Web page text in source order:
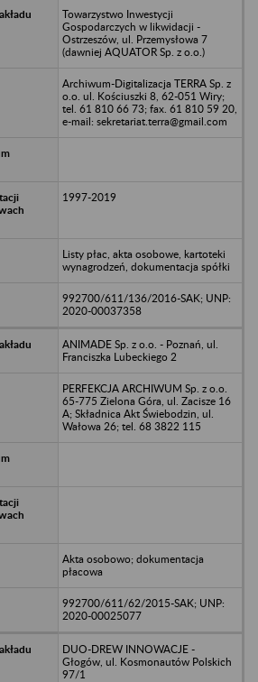
Towarzystwo Inwestycji
Gospodarczych w likwidacji -
Ostrzeszów, ul. Przemysłowa 7
(dawniej AQUATOR Sp. z o.o.)
Archiwum-Digitalizacja TERRA Sp. z
o.o. ul. Kościuszki 8, 62-051 Wiry;
tel. 61 810 66 73; fax. 61 810 59 20,
e-mail: sekretariat.terra@gmail.com
1997-2019
Listy płac, akta osobowe, kartoteki
wynagrodzeń, dokumentacja spółki
992700/611/136/2016-SAK; UNP:
2020-00037358
ANIMADE Sp. z o.o. - Poznań, ul.
Franciszka Lubeckiego 2
PERFEKCJA ARCHIWUM Sp. z o.o.
65-775 Zielona Góra, ul. Zacisze 16
A; Składnica Akt Świebodzin, ul.
Wałowa 26; tel. 68 3822 115
Akta osobowo; dokumentacja
płacowa
992700/611/62/2015-SAK; UNP:
2020-00025077
DUO-DREW INNOWACJE -
Głogów, ul. Kosmonautów Polskich
97/1